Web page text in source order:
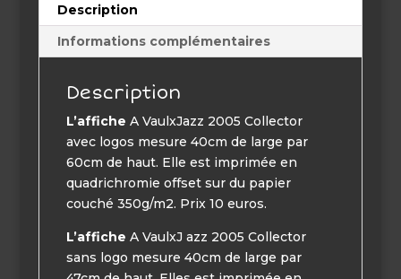
Description
Informations complémentaires
Description
L’affiche A VaulxJazz 2005 Collector
avec logos mesure 40cm de large par
60cm de haut. Elle est imprimée en
quadrichromie offset sur du papier
couché 350g/m2. Prix 10 euros.
L’affiche A VaulxJ azz 2005 Collector
sans logo mesure 40cm de large par